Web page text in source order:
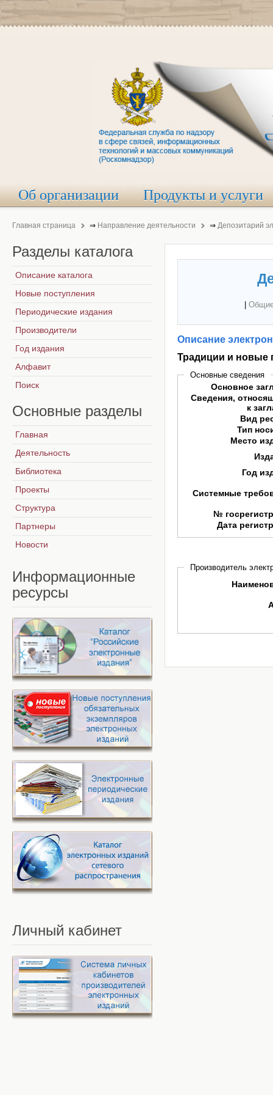
Об организации Продукты и услуги
Главная страница ⇒ Направление деятельности ⇒ Депозитарий
Описание
Традиции и новые
Основные сведения
Основное
Сведения,
к
Вид
Тип
Место
Год
Системные
№
Дата
Производитель
Разделы каталога
Описание каталога
Новые поступления
Периодические издания
Производители
Год издания
Алфавит
Поиск
Основные разделы
Главная
Деятельность
Библиотека
Проекты
Структура
Партнеры
Новости
Информационные
ресурсы
Личный кабинет